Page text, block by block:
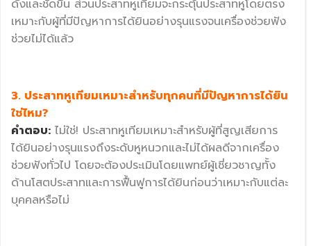
ดังและชัดขึ้น ส่วนประสาทหูเทียมจะกระตุ้นประสาทหูโดยตรง
เหมาะกับผู้ที่มีปัญหาการได้ยินอย่างรุนแรงจนเครื่องช่วยฟัง
ช่วยไม่ได้แล้ว
3. ประสาทหูเทียมเหมาะสำหรับทุกคนที่มีปัญหาการได้ยิน
ใช่ไหม?
คำตอบ: ไม่ใช่! ประสาทหูเทียมเหมาะสำหรับผู้ที่สูญเสียการ
ได้ยินอย่างรุนแรงถึงระดับหูหนวกและไม่ได้ผลดีจากเครื่อง
ช่วยฟังทั่วไป โดยจะต้องประเมินโดยแพทย์ผู้เชี่ยวชาญทั้ง
ด้านโสตประสาทและการฟื้นฟูการได้ยินก่อนว่าเหมาะกับแต่ละ
บุคคลหรือไม่